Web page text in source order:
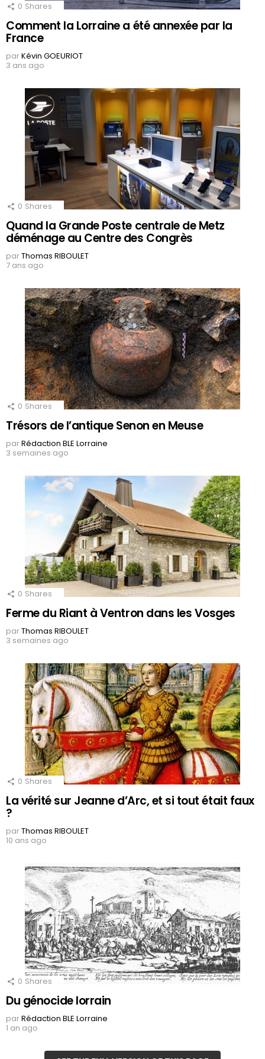
0 Shares
Comment la Lorraine a été annexée par la
France
parKévin GOEURIOT
3 ans ago
0 Shares
Quand la Grande Poste centrale de Metz
déménage au Centre des Congrès
parThomas RIBOULET
7 ans ago
0 Shares
Trésors de l’antique Senon en Meuse
parRédaction BLE Lorraine
3 semaines ago
0 Shares
Ferme du Riant à Ventron dans les Vosges
parThomas RIBOULET
3 semaines ago
0 Shares
La vérité sur Jeanne d’Arc, et si tout était faux
?
parThomas RIBOULET
10 ans ago
0 Shares
Du génocide lorrain
parRédaction BLE Lorraine
1 an ago